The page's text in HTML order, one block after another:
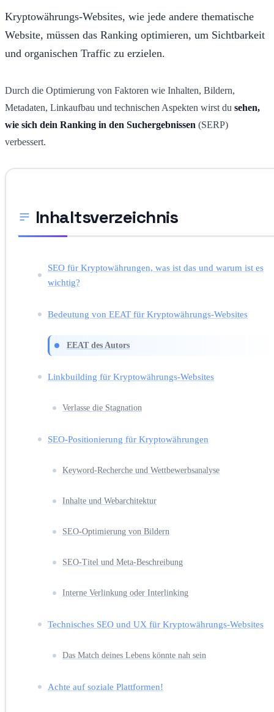
Kryptowährungs-Websites, wie jede andere thematische
Website, müssen das Ranking optimieren, um Sichtbarkeit
und organischen Traffic zu erzielen.
Durch die Optimierung von Faktoren wie Inhalten, Bildern,
Metadaten, Linkaufbau und technischen Aspekten wirst du sehen,
wie sich dein Ranking in den Suchergebnissen (SERP)
verbessert.
Inhaltsverzeichnis
SEO für Kryptowährungen, was ist das und warum ist es
wichtig?
Bedeutung von EEAT für Kryptowährungs-Websites
EEAT des Autors
Linkbuilding für Kryptowährungs-Websites
Verlasse die Stagnation
SEO-Positionierung für Kryptowährungen
Keyword-Recherche und Wettbewerbsanalyse
Inhalte und Webarchitektur
SEO-Optimierung von Bildern
SEO-Titel und Meta-Beschreibung
Interne Verlinkung oder Interlinking
Technisches SEO und UX für Kryptowährungs-Websites
Das Match deines Lebens könnte nah sein
Achte auf soziale Plattformen!